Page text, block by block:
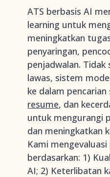
ATS berbasis AI
learning untuk
meningkatkan
penyaringan,
penjadwalan. Tidak
lawas, sistem
ke dalam
resume, dan
untuk mengurangi
dan meningkatkan
Kami
berdasarkan: 1)
AI; 2) Keterlibatan